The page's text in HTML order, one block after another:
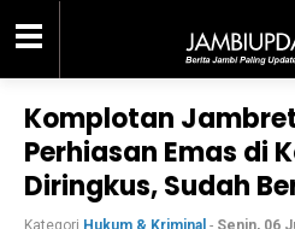
Komplotan
Perhiasan Emas di
Diringkus, Sudah
Kategori Hukum & Kriminal - Senin, 06